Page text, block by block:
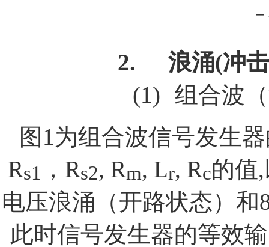
2. 浪涌(冲击
(1) 组合波
图 1为组合波信号发生
Rs1 ， Rs2, Rm, Lr, Rc的值,
电压浪涌（开路状态）和
此时信号发生器的等效